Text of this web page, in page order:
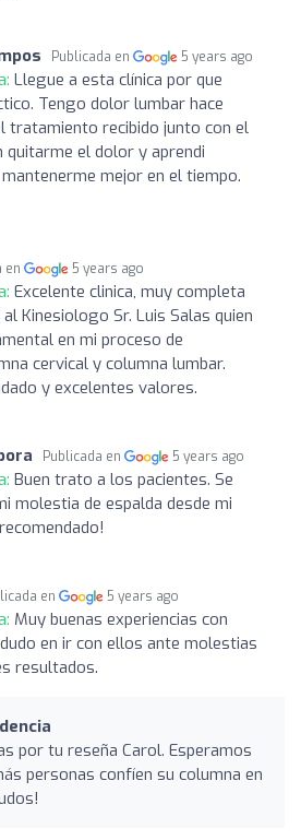
Publicada en 5 years ago
Llegue a esta clínica por que
Tengo dolor lumbar hace
tratamiento recibido junto con el
el dolor y aprendi
mejor en el tiempo.
en 5 years ago
Excelente clinica, muy completa
Kinesiologo Sr. Luis Salas quien
en mi proceso de
cervical y columna lumbar.
y excelentes valores.
Publicada en 5 years ago
Buen trato a los pacientes. Se
molestia de espalda desde mi
en 5 years ago
Muy buenas experiencias con
en ir con ellos ante molestias
resultados.
por tu reseña Carol. Esperamos
personas confíen su columna en